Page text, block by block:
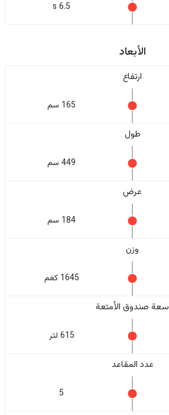
6.5 s
الأبعاد
ارتفاع
165 سم
طول
449 سم
عرض
184 سم
وزن
1645 كغم
سعة صندوق الأمتعة
615 لتر
عدد المقاعد
5